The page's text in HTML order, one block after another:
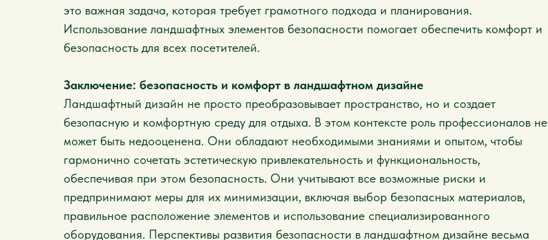
это важная задача, которая требует грамотного подхода и планирования.
Использование ландшафтных элементов безопасности помогает обеспечить комфорт и
безопасность для всех посетителей.
Заключение: безопасность и комфорт в ландшафтном дизайне
Ландшафтный дизайн не просто преобразовывает пространство, но и создает
безопасную и комфортную среду для отдыха. В этом контексте роль профессионалов не
может быть недооценена. Они обладают необходимыми знаниями и опытом, чтобы
гармонично сочетать эстетическую привлекательность и функциональность,
обеспечивая при этом безопасность. Они учитывают все возможные риски и
предпринимают меры для их минимизации, включая выбор безопасных материалов,
правильное расположение элементов и использование специализированного
оборудования. Перспективы развития безопасности в ландшафтном дизайне весьма